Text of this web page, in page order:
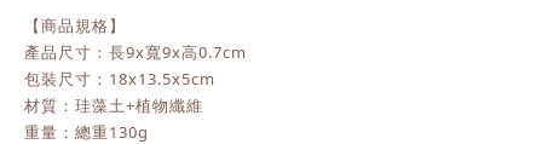
【商品規格】
產品尺寸：長9x寬9x高0.7cm
包裝尺寸：18x13.5x5cm
材質：珪藻土+植物纖維
重量：總重130g